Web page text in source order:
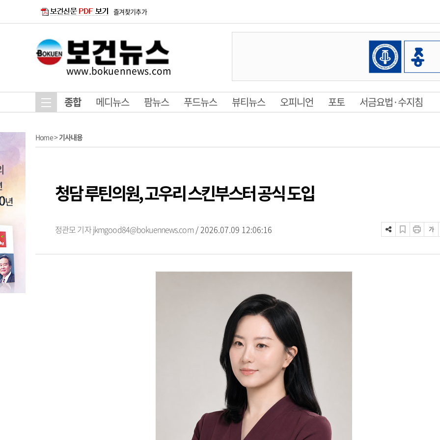
즐겨찾기추가
www.bokuennews.com
종합 메디뉴스 팜뉴스 푸드뉴스 뷰티뉴스 오피니언 포토 서금요법·수지침
Home>기사내용
청담 루틴의원, 고우리 스킨부스터 공식 도입
정관모 기자jkmgood84@bokuennews.com/ 2026.07.09 12:06:16 가